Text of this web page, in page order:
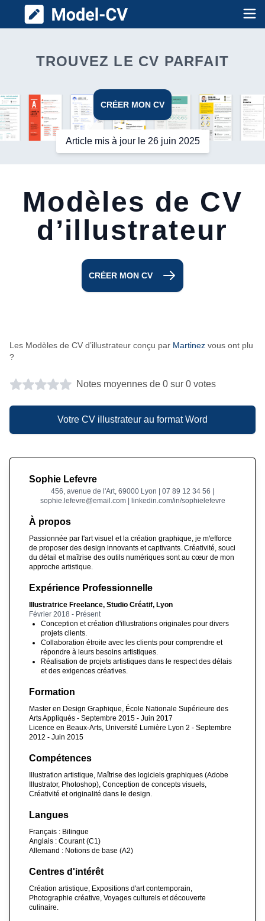
Model CV
TROUVEZ LE CV PARFAIT
CRÉER MON CV
Article mis à jour le 26 juin 2025
Modèles de CV
d’illustrateur
CRÉER MON CV
Les Modèles de CV d’illustrateur conçu par Martinez vous ont plu
?
Notes moyennes de 0 sur 0 votes
Votre CV illustrateur au format Word
Sophie Lefevre
456, avenue de l'Art, 69000 Lyon | 07 89 12 34 56 |
sophie.lefevre@email.com | linkedin.com/in/sophielefevre
À propos
Passionnée par l'art visuel et la création graphique, je m'efforce
de proposer des design innovants et captivants. Créativité, souci
du détail et maîtrise des outils numériques sont au cœur de mon
approche artistique.
Expérience Professionnelle
Illustratrice Freelance, Studio Créatif, Lyon
Février 2018 - Présent
Conception et création d'illustrations originales pour divers
projets clients.
Collaboration étroite avec les clients pour comprendre et
répondre à leurs besoins artistiques.
Réalisation de projets artistiques dans le respect des délais
et des exigences créatives.
Formation
Master en Design Graphique, École Nationale Supérieure des
Arts Appliqués - Septembre 2015 - Juin 2017
Licence en Beaux-Arts, Université Lumière Lyon 2 - Septembre
2012 - Juin 2015
Compétences
Illustration artistique, Maîtrise des logiciels graphiques (Adobe
Illustrator, Photoshop), Conception de concepts visuels,
Créativité et originalité dans le design.
Langues
Français : Bilingue
Anglais : Courant (C1)
Allemand : Notions de base (A2)
Centres d'intérêt
Création artistique, Expositions d'art contemporain,
Photographie créative, Voyages culturels et découverte
culinaire.